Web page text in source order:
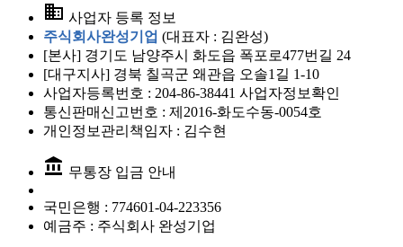
business 사업자 등록 정보
주식회사완성기업 (대표자 : 김완성)
[본사] 경기도 남양주시 화도읍 폭포로477번길 24
[대구지사] 경북 칠곡군 왜관읍 오솔1길 1-10
사업자등록번호 : 204-86-38441 사업자정보확인
통신판매신고번호 : 제2016-화도수동-0054호
개인정보관리책임자 : 김수현
account_balance 무통장 입금 안내
국민은행 : 774601-04-223356
예금주 : 주식회사 완성기업